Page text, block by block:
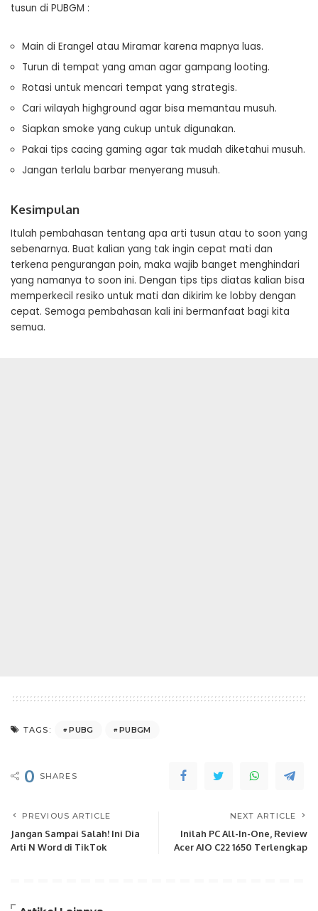
tusun di PUBGM :
Main di Erangel atau Miramar karena mapnya luas.
Turun di tempat yang aman agar gampang looting.
Rotasi untuk mencari tempat yang strategis.
Cari wilayah highground agar bisa memantau musuh.
Siapkan smoke yang cukup untuk digunakan.
Pakai tips cacing gaming agar tak mudah diketahui musuh.
Jangan terlalu barbar menyerang musuh.
Kesimpulan
Itulah pembahasan tentang apa arti tusun atau to soon yang
sebenarnya. Buat kalian yang tak ingin cepat mati dan
terkena pengurangan poin, maka wajib banget menghindari
yang namanya to soon ini. Dengan tips tips diatas kalian bisa
memperkecil resiko untuk mati dan dikirim ke lobby dengan
cepat. Semoga pembahasan kali ini bermanfaat bagi kita
semua.
TAGS: PUBG PUBGM
0 SHARES
PREVIOUS ARTICLE
Jangan Sampai Salah! Ini Dia
Arti N Word di TikTok
NEXT ARTICLE
Inilah PC All-In-One, Review
Acer AIO C22 1650 Terlengkap